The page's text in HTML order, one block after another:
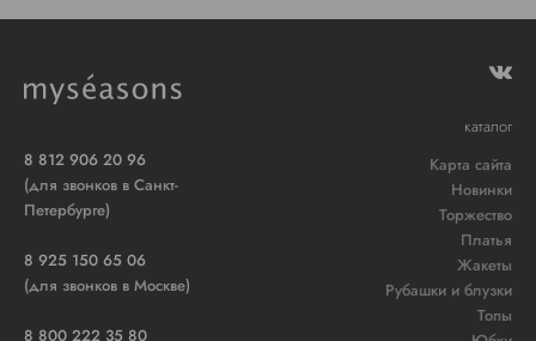
8 812 906 20 96
(для звонков в Санкт-
Петербурге)
8 925 150 65 06
(для звонков в Москве)
8 800 222 35 80
каталог
Карта сайта
Новинки
Торжество
Платья
Жакеты
Рубашки и блузки
Топы